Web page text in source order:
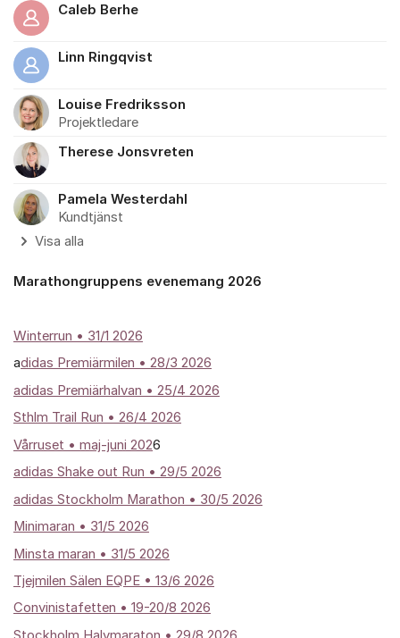
Caleb Berhe
Linn Ringqvist
Louise Fredriksson
Projektledare
Therese Jonsvreten
Pamela Westerdahl
Kundtjänst
Visa alla
Marathongruppens evenemang 2026
Winterrun • 31/1 2026
adidas Premiärmilen • 28/3 2026
adidas Premiärhalvan • 25/4 2026
Sthlm Trail Run • 26/4 2026
Vårruset • maj-juni 2026
adidas Shake out Run • 29/5 2026
adidas Stockholm Marathon • 30/5 2026
Minimaran • 31/5 2026
Minsta maran • 31/5 2026
Tjejmilen Sälen EQPE • 13/6 2026
Convinistafetten • 19-20/8 2026